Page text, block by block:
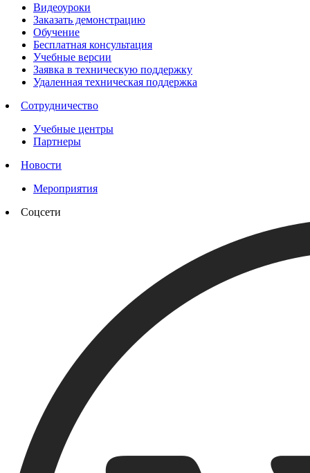
Видеоуроки
Заказать демонстрацию
Обучение
Бесплатная консультация
Учебные версии
Заявка в техническую поддержку
Удаленная техническая поддержка
Сотрудничество
Учебные центры
Партнеры
Новости
Мероприятия
Соцсети